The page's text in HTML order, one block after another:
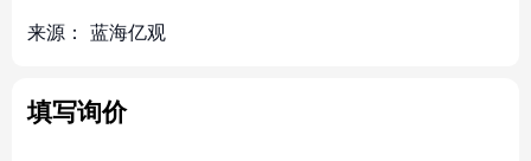
来源： 蓝海亿观
填写询价